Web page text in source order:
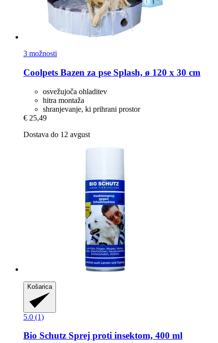
3 možnosti
Coolpets Bazen za pse Splash, ø 120 x 30 cm
osvežujoča ohladitev
hitra montaža
shranjevanje, ki prihrani prostor
€ 25,49
Dostava do 12 avgust
Košarica
5.0 (1)
Bio Schutz Sprej proti insektom, 400 ml